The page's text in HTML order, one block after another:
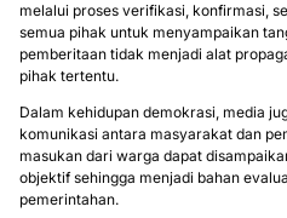
melalui proses verifikasi, konfirmasi,
semua pihak untuk menyampaikan
pemberitaan tidak menjadi alat
pihak tertentu.
Dalam kehidupan demokrasi, media
komunikasi antara masyarakat dan
masukan dari warga dapat
objektif sehingga menjadi bahan
pemerintahan.